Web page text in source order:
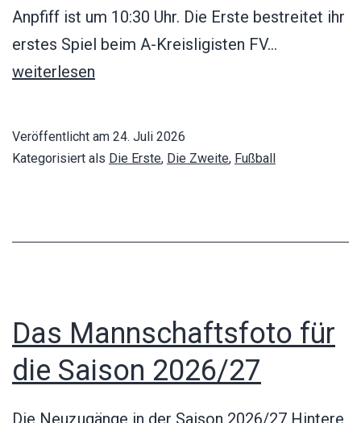
Anpfiff ist um 10:30 Uhr. Die Erste bestreitet ihr
erstes Spiel beim A-Kreisligisten FV…
weiterlesen
Veröffentlicht am 24. Juli 2026
Kategorisiert als Die Erste, Die Zweite, Fußball
Das Mannschaftsfoto für
die Saison 2026/27
Die Neuzugänge in der Saison 2026/27 Hintere